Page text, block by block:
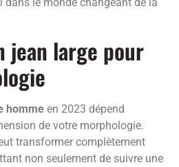
jean large pour
homme en 2023 dépend
de votre morphologie.
transformer complètement
non seulement de suivre une